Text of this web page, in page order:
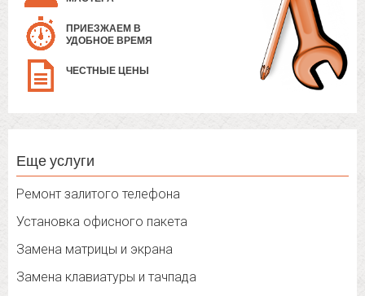
ПРИЕЗЖАЕМ В
УДОБНОЕ ВРЕМЯ
ЧЕСТНЫЕ ЦЕНЫ
Еще услуги
Ремонт залитого телефона
Установка офисного пакета
Замена матрицы и экрана
Замена клавиатуры и тачпада